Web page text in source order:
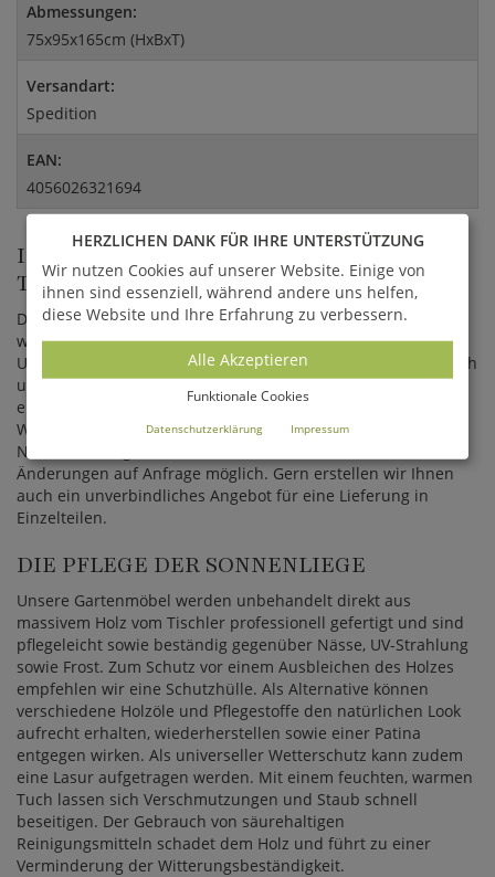
Abmessungen:
75x95x165cm (HxBxT)
Versandart:
Spedition
EAN:
4056026321694
INDIVIDUELLE GARTENLIEGEN VOM
TISCHLER
Die Sonnenliege ist im traditionellen Handwerk gefertigt und
wird in Einzelteilen zur Montage geliefert. Jede Liege ist ein
Unikat, welches aufgrund der natürlichen Holzmuster farblich
und strukturell leicht abweichen kann. Es handelt sich um
eine Sonderanfertigung. Das Holz ist beständig gegenüber
Witterung und besteht aus verleimten Verbundplatten.
Neben den abgebildeten Größen sind individuelle
Änderungen auf Anfrage möglich. Gern erstellen wir Ihnen
auch ein unverbindliches Angebot für eine Lieferung in
Einzelteilen.
DIE PFLEGE DER SONNENLIEGE
Unsere Gartenmöbel werden unbehandelt direkt aus
massivem Holz vom Tischler professionell gefertigt und sind
pflegeleicht sowie beständig gegenüber Nässe, UV-Strahlung
sowie Frost. Zum Schutz vor einem Ausbleichen des Holzes
empfehlen wir eine Schutzhülle. Als Alternative können
verschiedene Holzöle und Pflegestoffe den natürlichen Look
aufrecht erhalten, wiederherstellen sowie einer Patina
entgegen wirken. Als universeller Wetterschutz kann zudem
eine Lasur aufgetragen werden. Mit einem feuchten, warmen
Tuch lassen sich Verschmutzungen und Staub schnell
beseitigen. Der Gebrauch von säurehaltigen
Reinigungsmitteln schadet dem Holz und führt zu einer
Verminderung der Witterungsbeständigkeit.
HERZLICHEN DANK FÜR IHRE UNTERSTÜTZUNG
Wir nutzen Cookies auf unserer Website. Einige von
ihnen sind essenziell, während andere uns helfen,
diese Website und Ihre Erfahrung zu verbessern.
Alle Akzeptieren
Funktionale Cookies
Datenschutzerklärung Impressum